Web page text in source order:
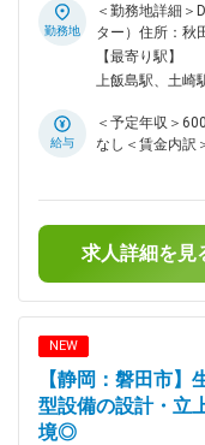
ジー株式会社
の各部門は、5
究現場と一体
発、解析などを検討
アを目指せます～ ◎ DOWAグループの中核拠点とし
錬・リサイクル
専門性を身に
県外からの転居
な自然と利便性
ではの暮らしを満喫できる！ ■
手でも主体的に
身につけられるポジションで
部において設備
ルに応じて下
全の計画・実
関係なく主担
には大型設備投
バーとして活躍いただけます
勤務地
＜勤務地詳細＞
ター）住所：秋
駅：JR奥羽本
範囲：会社の定
【最寄り駅】
上飯島駅、土崎
給与
＜予定年収＞
なし＜賃金内訳
る可能性があ
す。
求人詳細を見
NEW
【静岡：磐田市
型設備の設計・立
境◎